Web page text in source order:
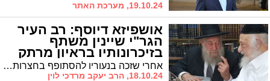
19.10.24, מערכת האתר
אושפיזא דיוסף: רב העיר
הגר"י שיינין משתף
בזיכרונותיו בראיון מרתק
אחרי שזכה בנעוריו להסתופף בחצרותיהם של גדולי ישראל, ולאחר למעלה מחמישים שנות רבנות מפוארות, חוזר מרא דאתרא דאשדוד - הגאון רבי יוסף שיינין שליט"א - במסע חי ומרתק, לתחנות חייו התורניות | בשיחה מיוחדת הוא מעלה זיכרונות מימי ילדותו במחיצת מרנן החזו"א והרב מפוניבז'; מגולל את סיפורי אהבת התורה המפעימים של אֵם הישיבות וראשיה; מספק הצצה מרתקת לפרשיות הסוערות של ה'פעילים'; וחולק את סיפורי ההלכה המורכבים שליווה עם גדולי ישראל // מרתק
18.10.24, הרב יעקב מרדכי לוין